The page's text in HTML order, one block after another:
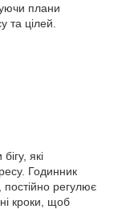
плани
та цілей.
які
Годинник
постійно регулює
кроки, щоб